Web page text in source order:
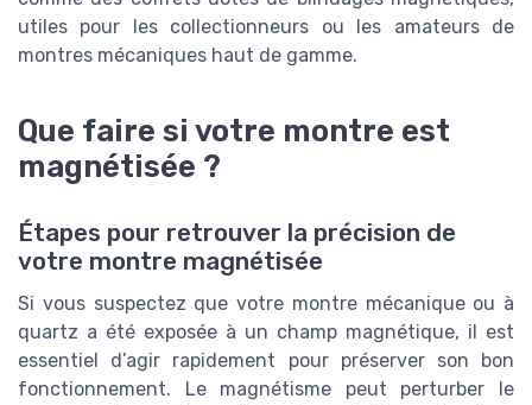
utiles pour les collectionneurs ou les amateurs de
montres mécaniques haut de gamme.
Que faire si votre montre est
magnétisée ?
Étapes pour retrouver la précision de
votre montre magnétisée
Si vous suspectez que votre montre mécanique ou à
quartz a été exposée à un champ magnétique, il est
essentiel d’agir rapidement pour préserver son bon
fonctionnement. Le magnétisme peut perturber le